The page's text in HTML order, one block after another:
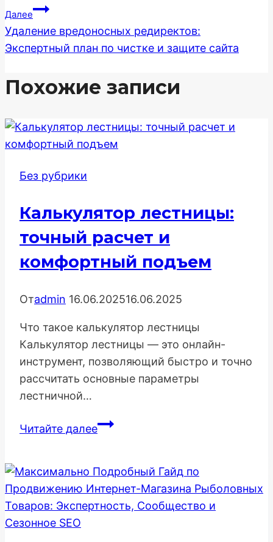
записям
Далее
Удаление вредоносных редиректов:
Экспертный план по чистке и защите сайта
Похожие записи
Без рубрики
Калькулятор лестницы:
точный расчет и
комфортный подъем
Отadmin 16.06.202516.06.2025
Что такое калькулятор лестницы
Калькулятор лестницы — это онлайн-
инструмент, позволяющий быстро и точно
рассчитать основные параметры
лестничной…
Читайте далееКалькулятор
расчет
и
комфортный